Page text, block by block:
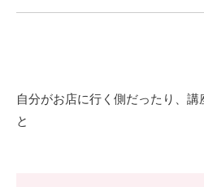
自分がお店に行く側だったり、
と